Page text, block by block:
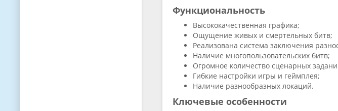
Функциональность
Высококачественная графика;
Ощущение живых и смертельных битв;
Реализована система заключения
Наличие многопользовательских битв;
Огромное количество сценарных
Гибкие настройки игры и геймплея;
Наличие разнообразных локаций.
Ключевые особенности